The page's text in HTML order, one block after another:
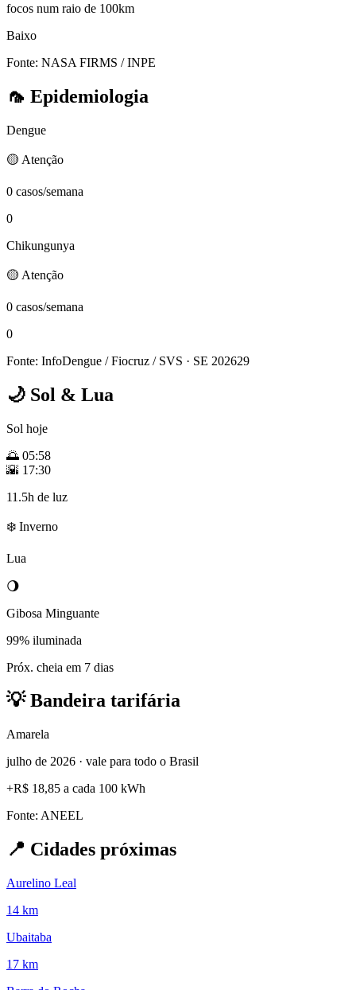
focos num raio de 100km
Baixo
Fonte: NASA FIRMS / INPE
🦟 Epidemiologia
Dengue
🟡 Atenção
0 casos/semana
0
Chikungunya
🟡 Atenção
0 casos/semana
0
Fonte: InfoDengue / Fiocruz / SVS · SE 202629
🌙 Sol & Lua
Sol hoje
🌅 05:58
🌇 17:30
11.5h de luz
❄️ Inverno
Lua
🌖
Gibosa Minguante
99% iluminada
Próx. cheia em 7 dias
💡Bandeira tarifária
Amarela
julho de 2026 · vale para todo o Brasil
+R$ 18,85 a cada 100 kWh
Fonte: ANEEL
📍 Cidades próximas
Aurelino Leal
14 km
Ubaitaba
17 km